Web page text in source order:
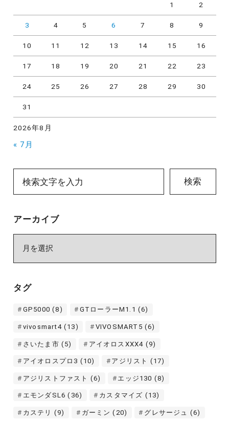
2026年8月
1 2
3 4 5 6 7 8 9
10 11 12 13 14 15 16
17 18 19 20 21 22 23
24 25 26 27 28 29 30
31
« 7月
検索
アーカイブ
ブ
タグ
GP5000 (8) GTローラーM1.1 (6)
vivosmart4(13) VIVOSMART5 (6)
さいたま市 (5) アイオロスXXX4 (9)
アイオロスプロ3 (10) アジリスト (17)
アジリストファスト (6) エッジ130 (8)
エモンダSL6 (36) カスタマイズ (13)
カステリ (9) ガーミン (20) グレサージュ (6)